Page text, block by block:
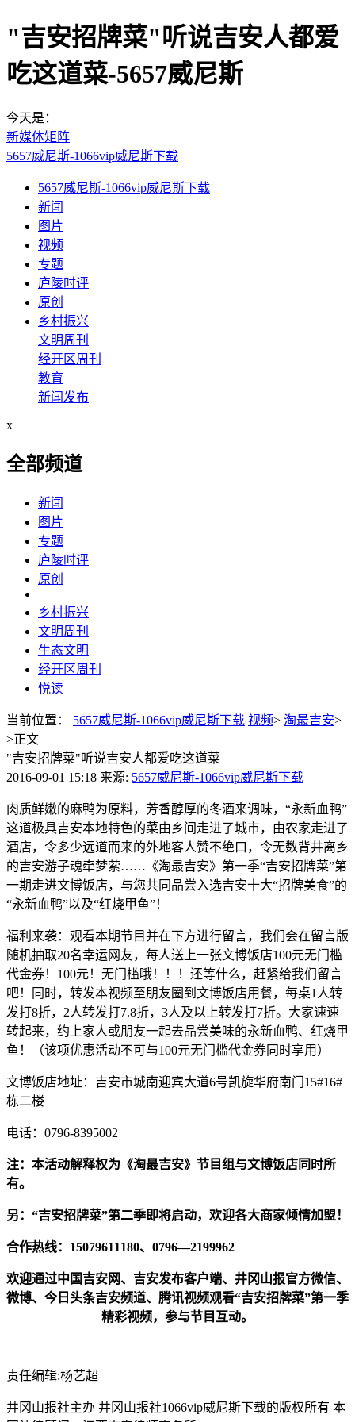
"吉安招牌菜"听说吉安人都爱
吃这道菜-5657威尼斯
今天是：
新媒体矩阵
5657威尼斯-1066vip威尼斯下载
5657威尼斯-1066vip威尼斯下载
新闻
图片
视频
专题
庐陵时评
原创
乡村振兴
文明周刊
经开区周刊
教育
新闻发布
x
全部频道
新闻
图片
专题
庐陵时评
原创
乡村振兴
文明周刊
生态文明
经开区周刊
悦读
当前位置： 5657威尼斯-1066vip威尼斯下载 视频> 淘最吉安>
>正文
"吉安招牌菜"听说吉安人都爱吃这道菜
2016-09-01 15:18 来源: 5657威尼斯-1066vip威尼斯下载
肉质鲜嫩的麻鸭为原料，芳香醇厚的冬酒来调味，“永新血鸭”
这道极具吉安本地特色的菜由乡间走进了城市，由农家走进了
酒店，令多少远道而来的外地客人赞不绝口，令无数背井离乡
的吉安游子魂牵梦萦……《淘最吉安》第一季“吉安招牌菜”第
一期走进文博饭店，与您共同品尝入选吉安十大“招牌美食”的
“永新血鸭”以及“红烧甲鱼”！
福利来袭：观看本期节目并在下方进行留言，我们会在留言版
随机抽取20名幸运网友，每人送上一张文博饭店100元无门槛
代金券！100元！无门槛哦！！！还等什么，赶紧给我们留言
吧！同时，转发本视频至朋友圈到文博饭店用餐，每桌1人转
发打8折，2人转发打7.8折，3人及以上转发打7折。大家速速
转起来，约上家人或朋友一起去品尝美味的永新血鸭、红烧甲
鱼！（该项优惠活动不可与100元无门槛代金券同时享用）
文博饭店地址：吉安市城南迎宾大道6号凯旋华府南门15#16#
栋二楼
电话：0796-8395002
注：本活动解释权为《淘最吉安》节目组与文博饭店同时所
有。
另：“吉安招牌菜”第二季即将启动，欢迎各大商家倾情加盟！
合作热线：15079611180、0796—2199962
欢迎通过中国吉安网、吉安发布客户端、井冈山报官方微信、
微博、今日头条吉安频道、腾讯视频观看“吉安招牌菜”第一季
精彩视频，参与节目互动。
责任编辑:杨艺超
井冈山报社主办 井冈山报社1066vip威尼斯下载的版权所有 本